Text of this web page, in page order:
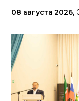
08 августа 2026,